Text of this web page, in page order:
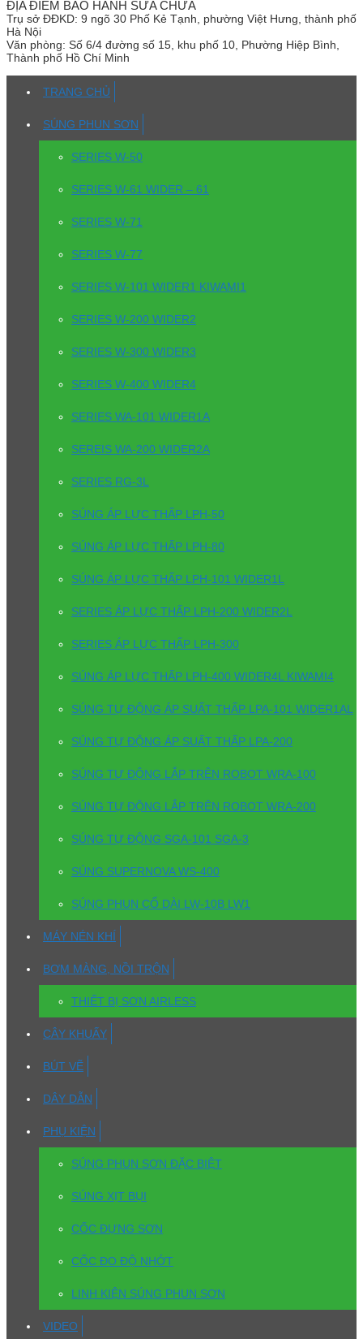
ĐỊA ĐIỂM BẢO HÀNH SỬA CHỮA
Trụ sở ĐĐKD: 9 ngõ 30 Phố Kẻ Tạnh, phường Việt Hưng, thành phố
Hà Nội
Văn phòng: Số 6/4 đường số 15, khu phố 10, Phường Hiệp Bình,
Thành phố Hồ Chí Minh
TRANG CHỦ
SÚNG PHUN SƠN
SERIES W-50
SERIES W-61 WIDER – 61
SERIES W-71
SERIES W-77
SERIES W-101 WIDER1 KIWAMI1
SERIES W-200 WIDER2
SERIES W-300 WIDER3
SERIES W-400 WIDER4
SERIES WA-101 WIDER1A
SEREIS WA-200 WIDER2A
SERIES RG-3L
SÚNG ÁP LỰC THẤP LPH-50
SÚNG ÁP LỰC THẤP LPH-80
SÚNG ÁP LỰC THẤP LPH-101 WIDER1L
SERIES ÁP LỰC THẤP LPH-200 WIDER2L
SERIES ÁP LỰC THẤP LPH-300
SÚNG ÁP LỰC THẤP LPH-400 WIDER4L KIWAMI4
SÚNG TỰ ĐỘNG ÁP SUẤT THẤP LPA-101 WIDER1AL
SÚNG TỰ ĐỘNG ÁP SUẤT THẤP LPA-200
SÚNG TỰ ĐỘNG LẮP TRÊN ROBOT WRA-100
SÚNG TỰ ĐỘNG LẮP TRÊN ROBOT WRA-200
SÚNG TỰ ĐỘNG SGA-101 SGA-3
SÚNG SUPERNOVA WS-400
SÚNG PHUN CỔ DÀI LW-10B LW1
MÁY NÉN KHÍ
BƠM MÀNG, NỒI TRỘN
THIẾT BỊ SƠN AIRLESS
CÂY KHUẤY
BÚT VẼ
DÂY DẪN
PHỤ KIỆN
SÚNG PHUN SƠN ĐẶC BIỆT
SÚNG XỊT BỤI
CỐC ĐỰNG SƠN
CỐC ĐO ĐỘ NHỚT
LINH KIỆN SÚNG PHUN SƠN
VIDEO